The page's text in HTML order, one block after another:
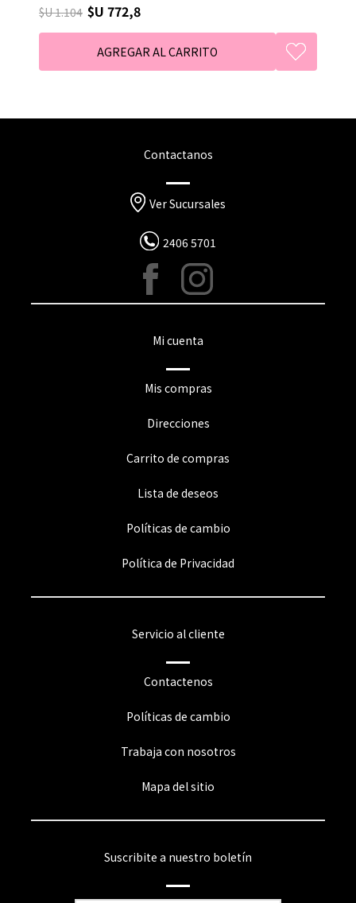
$U 1.104 $U 772,8
Contactanos
Ver Sucursales
2406 5701
Mi cuenta
Mis compras
Direcciones
Carrito de compras
Lista de deseos
Políticas de cambio
Política de Privacidad
Servicio al cliente
Contactenos
Políticas de cambio
Trabaja con nosotros
Mapa del sitio
Suscribite a nuestro boletín